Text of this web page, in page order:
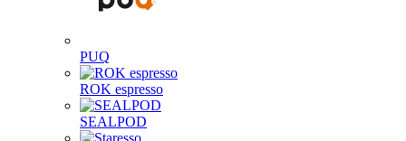
PUQ
ROK espresso
SEALPOD